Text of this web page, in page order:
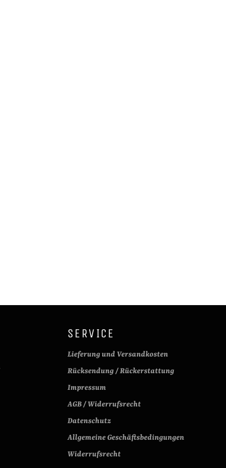
SERVICE
Lieferung und Versandkosten
Rücksendung / Rückerstattung
Impressum
AGB / Widerrufsrecht
Datenschutz
Allgemeine Geschäftsbedingungen
Widerrufsrecht